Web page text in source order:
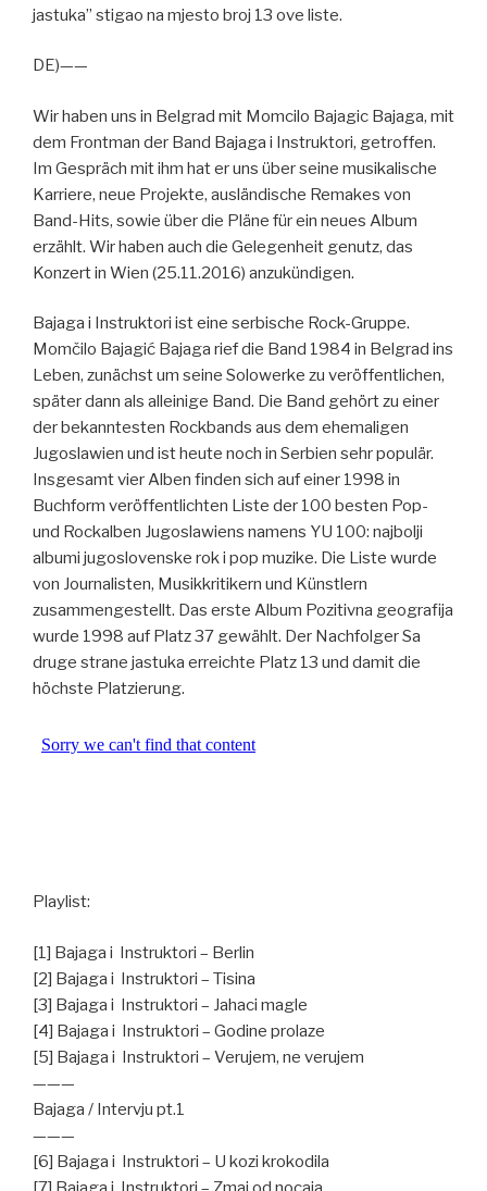
jastuka” stigao na mjesto broj 13 ove liste.
DE)——
Wir haben uns in Belgrad mit Momcilo Bajagic Bajaga, mit
dem Frontman der Band Bajaga i Instruktori, getroffen.
Im Gespräch mit ihm hat er uns über seine musikalische
Karriere, neue Projekte, ausländische Remakes von
Band-Hits, sowie über die Pläne für ein neues Album
erzählt. Wir haben auch die Gelegenheit genutz, das
Konzert in Wien (25.11.2016) anzukündigen.
Bajaga i Instruktori ist eine serbische Rock-Gruppe.
Momčilo Bajagić Bajaga rief die Band 1984 in Belgrad ins
Leben, zunächst um seine Solowerke zu veröffentlichen,
später dann als alleinige Band. Die Band gehört zu einer
der bekanntesten Rockbands aus dem ehemaligen
Jugoslawien und ist heute noch in Serbien sehr populär.
Insgesamt vier Alben finden sich auf einer 1998 in
Buchform veröffentlichten Liste der 100 besten Pop-
und Rockalben Jugoslawiens namens YU 100: najbolji
albumi jugoslovenske rok i pop muzike. Die Liste wurde
von Journalisten, Musikkritikern und Künstlern
zusammengestellt. Das erste Album Pozitivna geografija
wurde 1998 auf Platz 37 gewählt. Der Nachfolger Sa
druge strane jastuka erreichte Platz 13 und damit die
höchste Platzierung.
Playlist:
[1] Bajaga i Instruktori – Berlin
[2] Bajaga i Instruktori – Tisina
[3] Bajaga i Instruktori – Jahaci magle
[4] Bajaga i Instruktori – Godine prolaze
[5] Bajaga i Instruktori – Verujem, ne verujem
———
Bajaga / Intervju pt.1
———
[6] Bajaga i Instruktori – U kozi krokodila